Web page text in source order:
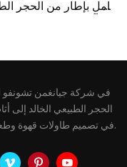
كامل بإطار من الحجر
الحجر الطبيعي الخالد
في تصميم طاولات قهوة وطعام وكونسول فريدة تجمع بين العملية والجمال.